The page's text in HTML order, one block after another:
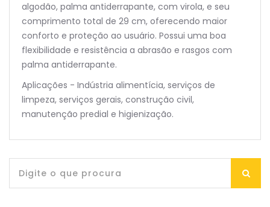
algodão, palma antiderrapante, com virola, e seu
comprimento total de 29 cm, oferecendo maior
conforto e proteção ao usuário. Possui uma boa
flexibilidade e resistência a abrasão e rasgos com
palma antiderrapante.
Aplicações - Indústria alimentícia, serviços de
limpeza, serviços gerais, construção civil,
manutenção predial e higienização.